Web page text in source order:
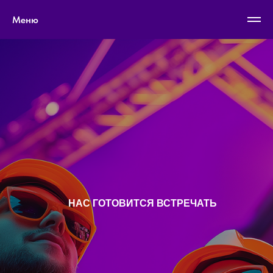
Меню
НАС ГОТОВИТСЯ ВСТРЕЧАТЬ